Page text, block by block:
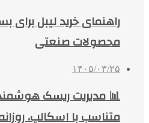
راهنمای خرید لیبل برای
محصولات صنعتی
۱۴۰۵/۰۳/۲۵
📊 مدیریت ریسک
متناسب با اسکالپ،